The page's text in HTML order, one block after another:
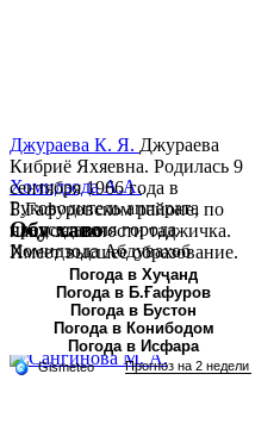
Хомидзода А.А.
Руководитель аппарата
председателя города
Хомидзода Абдувахоб
Абдумаджид родился 8
июня 1978 года в городе
Худжанде. По
национальности...
Джураева К. Я. Джураева
Кибриё Яхяевна. Родилась 9
сентября 1966 года в
Б.Гафуровском районе, по
национальности таджичка.
Имеет высшее образование.
В 1997 ...
Обу хаво
Погода в Хуҷанд
Погода в Б.Ғафуров
Погода в Бустон
Погода в Конибодом
Погода в Исфара